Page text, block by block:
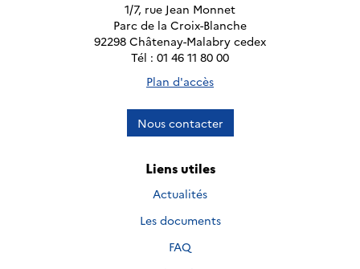
1/7, rue Jean Monnet
Parc de la Croix-Blanche
92298 Châtenay-Malabry cedex
Tél : 01 46 11 80 00
Plan d'accès
Nous contacter
Liens utiles
Actualités
Les documents
FAQ